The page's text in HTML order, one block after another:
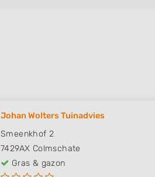
Johan Wolters Tuinadvies
Smeenkhof 2
7429AX Colmschate
Gras & gazon